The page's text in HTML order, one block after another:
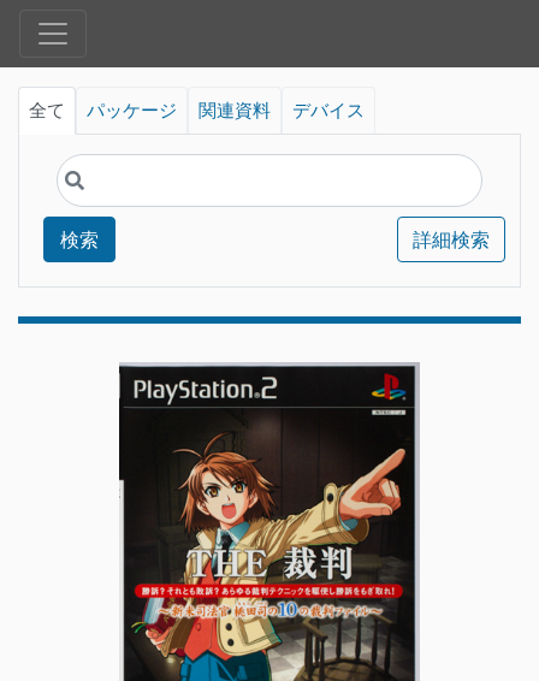
全て パッケージ 関連資料 デバイス
検索 詳細検索